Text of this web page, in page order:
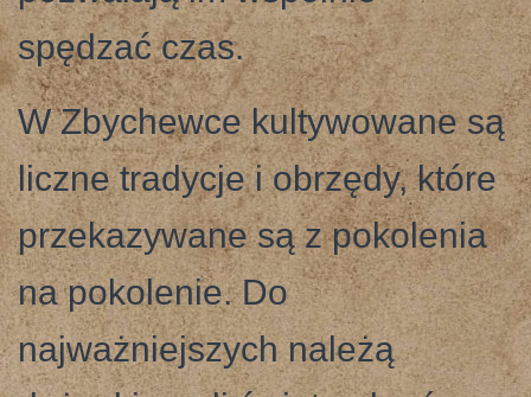
spędzać czas.
W Zbychewce kultywowane są
liczne tradycje i obrzędy, które
przekazywane są z pokolenia
na pokolenie. Do
najważniejszych należą